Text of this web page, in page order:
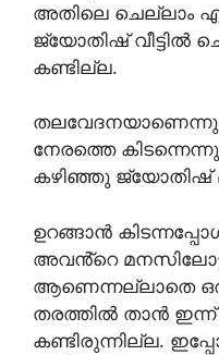
അതിലെ ചെല്ലാം
ജ്യോതിഷ് വീട്ടിൽ
കണ്ടില്ല.
നേരത്തെ
കഴിഞ്ഞു ജ്യോതിഷ്
ഉറങ്ങാൻ
അവൻ്റെ
ആണെന്നല്ലാതെ
തരത്തിൽ താൻ ഇന്ന്
കണ്ടിരുന്നില്ല.